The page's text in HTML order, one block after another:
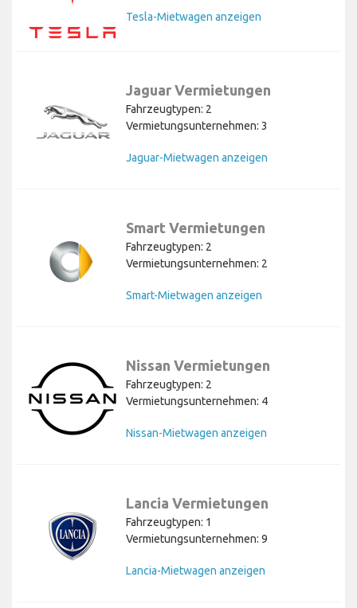
Tesla-Mietwagen anzeigen
Jaguar Vermietungen
Fahrzeugtypen: 2
Vermietungsunternehmen: 3
Jaguar-Mietwagen anzeigen
Smart Vermietungen
Fahrzeugtypen: 2
Vermietungsunternehmen: 2
Smart-Mietwagen anzeigen
Nissan Vermietungen
Fahrzeugtypen: 2
Vermietungsunternehmen: 4
Nissan-Mietwagen anzeigen
Lancia Vermietungen
Fahrzeugtypen: 1
Vermietungsunternehmen: 9
Lancia-Mietwagen anzeigen